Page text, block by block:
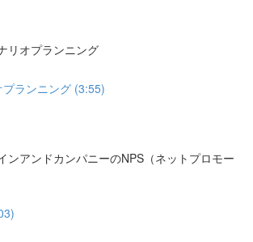
オプランニング
プランニング (3:55)
アンドカンパニーのNPS（ネットプロモー